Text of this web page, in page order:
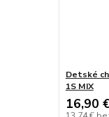
Detské
1S MIX
16,90